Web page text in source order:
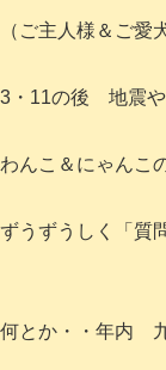
（ご主人様＆ご愛
3・11の後 地震や
わんこ＆にゃんこ
ずうずうしく「質
何とか・・年内